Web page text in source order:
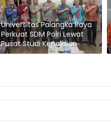
Universitas Palangka Raya
Perkuat SDM Polri Lewat
Pusat Studi Kepolisian